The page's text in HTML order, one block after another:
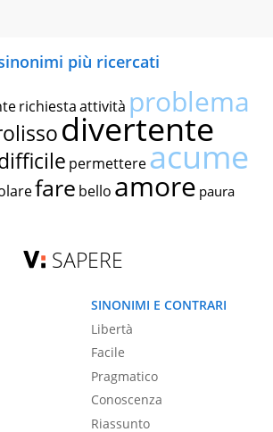
più ricercati
richiestaattività problema
divertente
permettereacume
fare bello amore paura
SAPERE
SINONIMI E CONTRARI
Libertà
Facile
Pragmatico
Conoscenza
Riassunto